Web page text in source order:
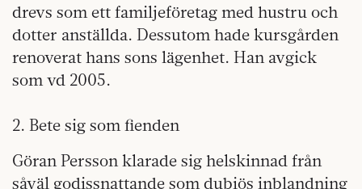
drevs som ett familjeföretag med hustru och
dotter anställda. Dessutom hade kursgården
renoverat hans sons lägenhet. Han avgick
som vd 2005.
2. Bete sig som fienden
Göran Persson klarade sig helskinnad från
såväl godissnattande som dubiös inblandning